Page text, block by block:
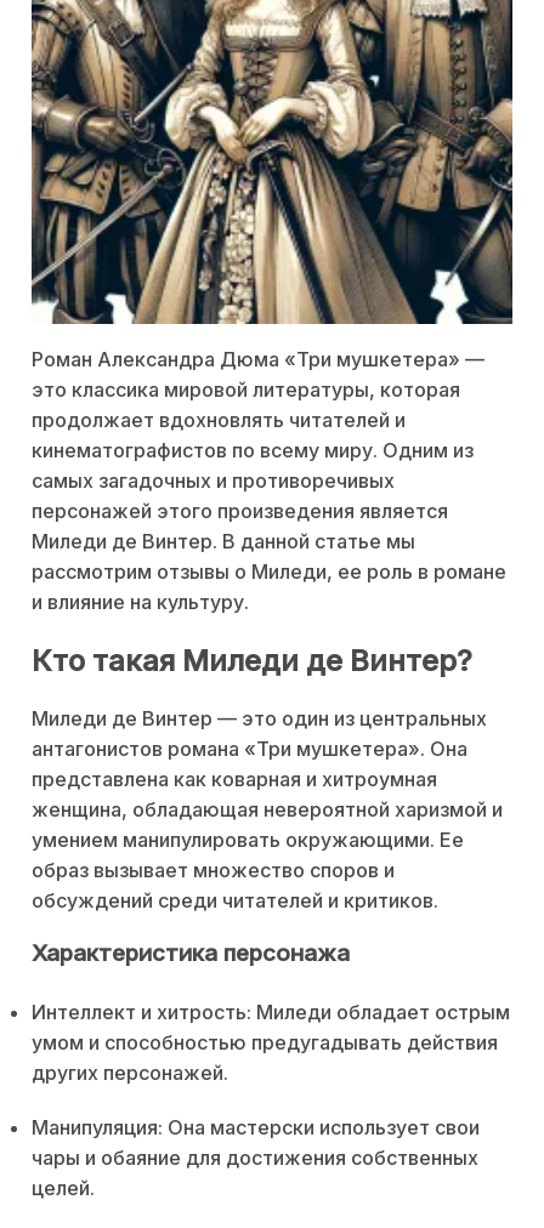
Роман Александра Дюма «Три мушкетера» —
это классика мировой литературы, которая
продолжает вдохновлять читателей и
кинематографистов по всему миру. Одним из
самых загадочных и противоречивых
персонажей этого произведения является
Миледи де Винтер. В данной статье мы
рассмотрим отзывы о Миледи, ее роль в романе
и влияние на культуру.
Кто такая Миледи де Винтер?
Миледи де Винтер — это один из центральных
антагонистов романа «Три мушкетера». Она
представлена как коварная и хитроумная
женщина, обладающая невероятной харизмой и
умением манипулировать окружающими. Ее
образ вызывает множество споров и
обсуждений среди читателей и критиков.
Характеристика персонажа
Интеллект и хитрость: Миледи обладает острым
умом и способностью предугадывать действия
других персонажей.
Манипуляция: Она мастерски использует свои
чары и обаяние для достижения собственных
целей.